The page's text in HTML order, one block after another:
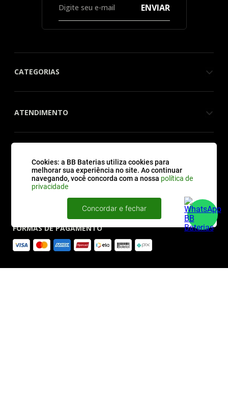
Cookies: a BB Baterias utiliza cookies para
melhorar sua experiência no site. Ao continuar
navegando, você concorda com a nossa política de
privacidade
Concordar e fechar
ENVIAR
CATEGORIAS
ATENDIMENTO
FORMAS DE PAGAMENTO